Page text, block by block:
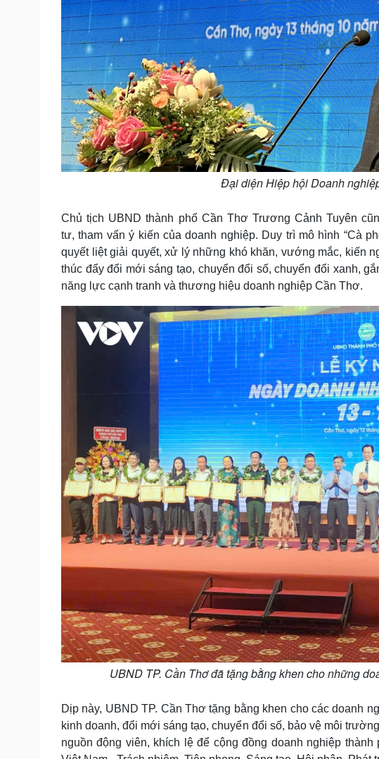
Đại diện Hiệp hội Doanh
Chủ tịch UBND thành phố Cần Thơ Trương Cảnh Tuyên
tư, tham vấn ý kiến của doanh nghiệp. Duy trì mô hình “Cà
quyết liệt giải quyết, xử lý những khó khăn, vướng mắc, kiến
thúc đẩy đổi mới sáng tạo, chuyển đổi số, chuyển đổi xanh,
năng lực cạnh tranh và thương hiệu doanh nghiệp Cần Thơ.
UBND TP. Cần Thơ đã tặng bằng khen cho những
Dịp này, UBND TP. Cần Thơ tặng bằng khen cho các doanh
kinh doanh, đổi mới sáng tạo, chuyển đổi số, bảo vệ môi
nguồn động viên, khích lệ để cộng đồng doanh nghiệp